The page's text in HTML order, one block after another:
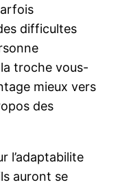
difficultes
troche vous-
mieux vers
des
l’adaptabilite
auront se